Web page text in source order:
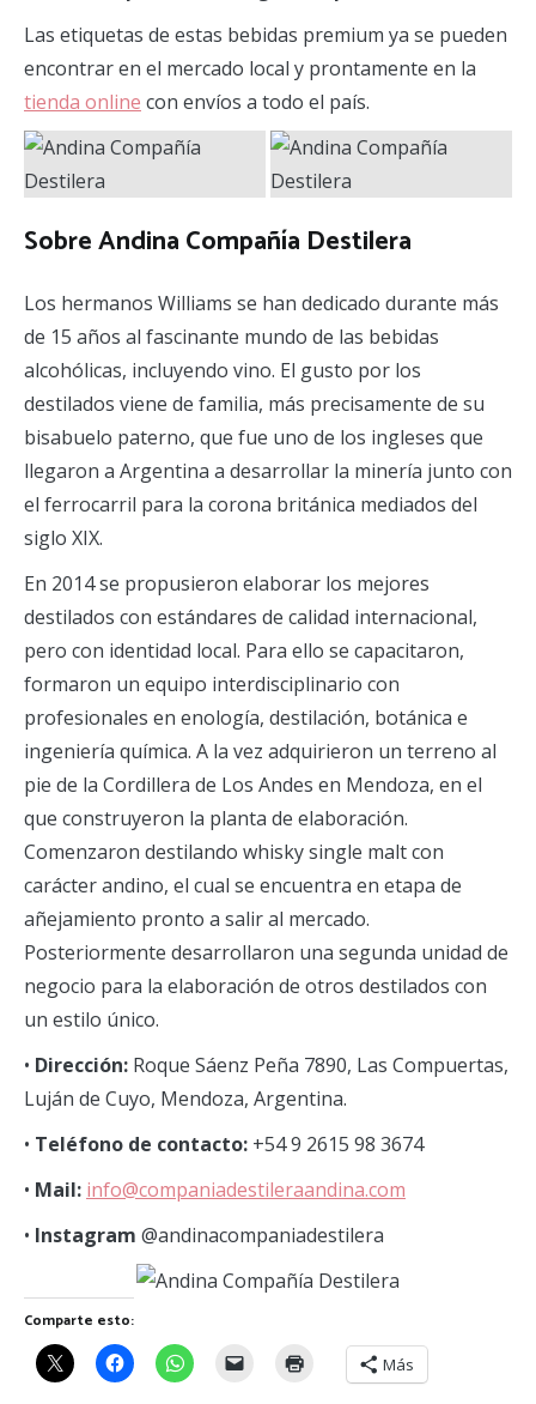
Las etiquetas de estas bebidas premium ya se pueden
encontrar en el mercado local y prontamente en la
tienda online con envíos a todo el país.
Sobre Andina Compañía Destilera
Los hermanos Williams se han dedicado durante más
de 15 años al fascinante mundo de las bebidas
alcohólicas, incluyendo vino. El gusto por los
destilados viene de familia, más precisamente de su
bisabuelo paterno, que fue uno de los ingleses que
llegaron a Argentina a desarrollar la minería junto con
el ferrocarril para la corona británica mediados del
siglo XIX.
En 2014 se propusieron elaborar los mejores
destilados con estándares de calidad internacional,
pero con identidad local. Para ello se capacitaron,
formaron un equipo interdisciplinario con
profesionales en enología, destilación, botánica e
ingeniería química. A la vez adquirieron un terreno al
pie de la Cordillera de Los Andes en Mendoza, en el
que construyeron la planta de elaboración.
Comenzaron destilando whisky single malt con
carácter andino, el cual se encuentra en etapa de
añejamiento pronto a salir al mercado.
Posteriormente desarrollaron una segunda unidad de
negocio para la elaboración de otros destilados con
un estilo único.
• Dirección: Roque Sáenz Peña 7890, Las Compuertas,
Luján de Cuyo, Mendoza, Argentina.
• Teléfono de contacto: +54 9 2615 98 3674
• Mail: info@companiadestileraandina.com
• Instagram @andinacompaniadestilera
Comparte esto:
Más